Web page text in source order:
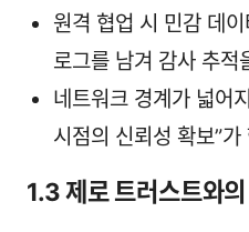
원격 협업 시 민감 데
로그를 남겨 감사 추적
네트워크 경계가 넓어
시점의 신뢰성 확보”
1.3 제로 트러스트와의